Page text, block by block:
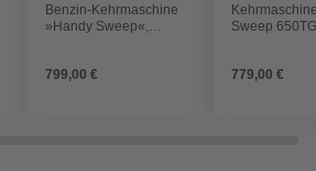
Benzin-Kehrmaschine
»Handy Sweep«,
799,00 €
Sweep
779,00 €